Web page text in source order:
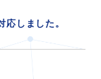
しました。